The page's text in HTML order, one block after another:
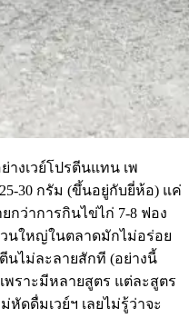
งเวย์โปรตีนแทน เพ
30 กรัม (ขึ้นอยู่กับยี่ห้อ) แค่
กว่าการกินไข่ไก่ 7-8 ฟอง
นใหญ่ในตลาดมักไม่อร่อย
นไม่ละลายสักที (อย่างนี้
พราะมีหลายสูตร แต่ละสูตร
ดดื่มเวย์ฯ เลยไม่รู้ว่าจะ